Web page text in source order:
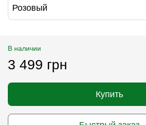
Розовый
В наличии
3 499 грн
Купить